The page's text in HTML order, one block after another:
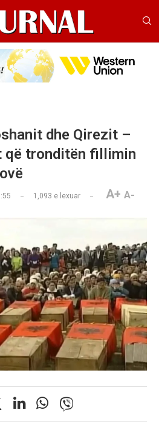
dhe Qirezit –
që tronditën fillimin
1,093 e lexuar A+ A-